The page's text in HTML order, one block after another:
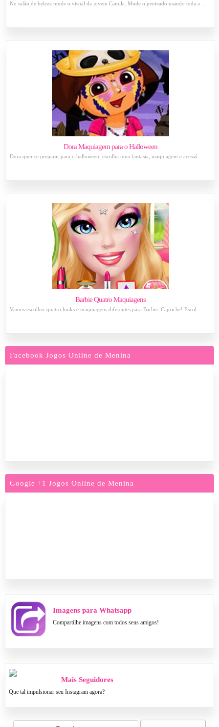
No salão de beleza mude o visual da jovem Camila. Mude o penteado usando toda a ...
Dora Maquiagem para o Halloween
Dora quer se preparar para o halloween, escolha uma fantasia, maquiagem e acessó...
Barbie Quatro Maquiagens
Vamos escolher quatro looks e maquiagens diferentes para Barbie. Capriche! Escol...
Facebook Jogos Online de Menina
Google +1 Jogos Online de Menina
Imagens para Whatsapp
Compartilhe imagens com todos seus amigos!
Mais Seguidores
Que tal impulsionar seu Instagram agora?